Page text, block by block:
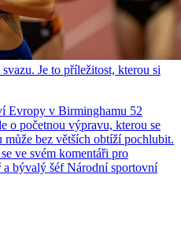
Je to příležitost, kterou si
Evropy v Birminghamu 52
o početnou výpravu, kterou se
může bez větších obtíží pochlubit.
ve svém komentáři pro
bývalý šéf Národní sportovní